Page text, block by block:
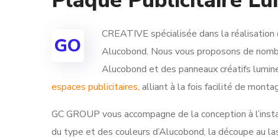
GO
CREATIVE spécialisée dans la
Alucobond. Nous vous proposons de
Alucobond et des panneaux créatifs
espaces publicitaires, alliant à la fois facilité de
GC GROUP vous accompagne de la conception à
du type et des couleurs d’Alucobond, la découpe au